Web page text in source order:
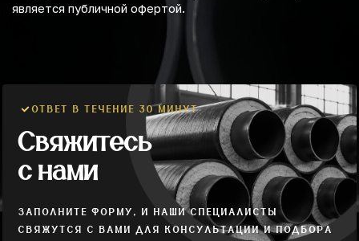
является публичной офертой.
ОТВЕТ В ТЕЧЕНИЕ 30 МИНУТ
Свяжитесь
с нами
ЗАПОЛНИТЕ ФОРМУ, И НАШИ СПЕЦИАЛИСТЫ
СВЯЖУТСЯ С ВАМИ ДЛЯ КОНСУЛЬТАЦИИ И ПОДБОРА